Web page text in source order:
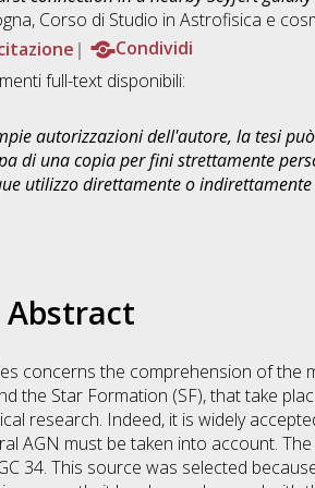
Corso di Studio in Astrofisica e
Condividi
full-text disponibili:
autorizzazioni dell'autore, la tesi
di una copia per fini strettamente
utilizzo direttamente o
Abstract
concerns the comprehension of the
the Star Formation (SF), that take
research. Indeed, it is widely
AGN must be taken into account.
34. This source was selected